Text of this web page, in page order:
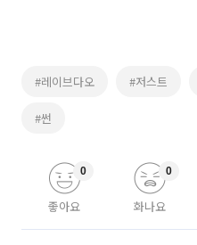
#레이브다오 #저스트
#썬
좋아요
0
화나요
0